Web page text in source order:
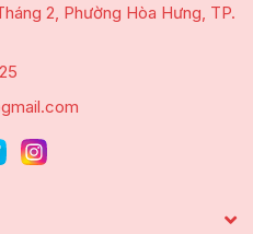
2, Phường Hòa Hưng, TP.